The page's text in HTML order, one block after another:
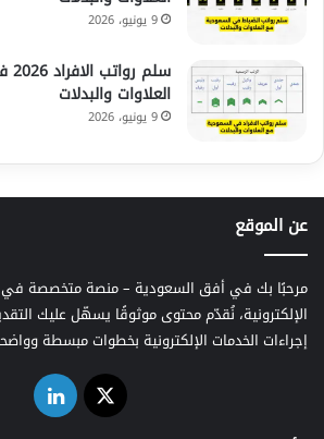
9 يونيو، 2026
العلاوات والبدلات
9 يونيو، 2026
عن الموقع
مرحبًا بك في أفق السعودية – منصة متخصصة في
الإلكترونية، نُقدّم محتوى موثوقًا يسهّل عليك
إجراءات الخدمات الإلكترونية بخطوات مبسطة
‫X لينكدإن